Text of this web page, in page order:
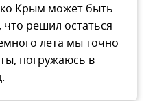
Крым может быть
решил остаться
лета мы точно
погружаюсь в